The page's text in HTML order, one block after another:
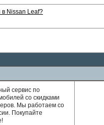
Nissan Leaf?
сервис по
со скидками
Мы работаем со
Покупайте